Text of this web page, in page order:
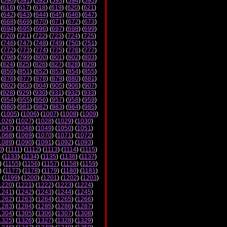
616) (617) (618) (619) (620) (621)
642) (643) (644) (645) (646) (647)
668) (669) (670) (671) (672) (673)
694) (695) (696) (697) (698) (699)
720) (721) (722) (723) (724) (725)
746) (747) (748) (749) (750) (751)
772) (773) (774) (775) (776) (777)
798) (799) (800) (801) (802) (803)
824) (825) (826) (827) (828) (829)
850) (851) (852) (853) (854) (855)
876) (877) (878) (879) (880) (881)
902) (903) (904) (905) (906) (907)
928) (929) (930) (931) (932) (933)
954) (955) (956) (957) (958) (959)
980) (981) (982) (983) (984) (985)
1005) (1006) (1007) (1008) (1009)
) (1027) (1028) (1029) (1030)
) (1048) (1049) (1050) (1051)
) (1069) (1070) (1071) (1072)
) (1090) (1091) (1092) (1093)
) (1111) (1112) (1113) (1114) (1115)
(1133) (1134) (1135) (1136) (1137)
(1155) (1156) (1157) (1158) (1159)
) (1177) (1178) (1179) (1180) (1181)
(1199) (1200) (1201) (1202) (1203)
) (1221) (1222) (1223) (1224)
) (1242) (1243) (1244) (1245)
) (1263) (1264) (1265) (1266)
) (1284) (1285) (1286) (1287)
) (1305) (1306) (1307) (1308)
) (1326) (1327) (1328) (1329)